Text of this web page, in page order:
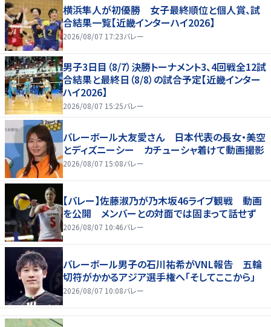
横浜隼人が初優勝 女子最終順位と個人賞、試
合結果一覧【近畿インターハイ2026】
2026/08/07 17:23バレー
男子3日目（8/7）決勝トーナメント3、4回戦全12試
合結果と最終日（8/8）の試合予定【近畿インター
ハイ2026】
2026/08/07 15:25バレー
バレーボール大友愛さん 日本代表の長女・美空
とディズニーシー カチューシャ着けて動画撮影
2026/08/07 15:08バレー
【バレー】佐藤淑乃が乃木坂46ライブ観戦 動画
を公開 メンバーとの対面では固まって話せず
2026/08/07 10:46バレー
バレーボール男子の石川祐希がVNL報告 五輪
切符がかかるアジア選手権へ「そしてここから」
2026/08/07 10:08バレー